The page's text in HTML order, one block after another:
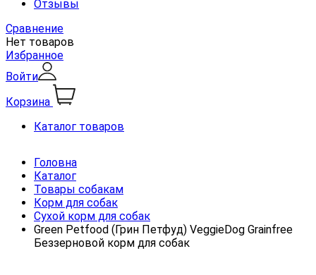
Отзывы
Сравнение
Нет товаров
Избранное
Войти
Корзина
Каталог товаров
Головна
Каталог
Товары собакам
Корм для собак
Сухой корм для собак
Green Petfood (Грин Петфуд) VeggieDog Grainfree
Беззерновой корм для собак